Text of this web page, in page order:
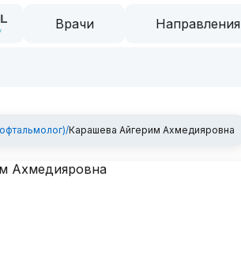
Врачи Направления
/Карашева Айгерим Ахмедияровна